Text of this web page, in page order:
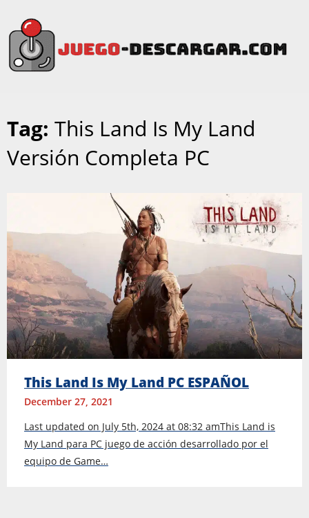
Tag: This Land Is My Land
Versión Completa PC
This Land Is My Land PC ESPAÑOL
December 27, 2021
Last updated on July 5th, 2024 at 08:32 amThis Land is
My Land para PC juego de acción desarrollado por el
equipo de Game…